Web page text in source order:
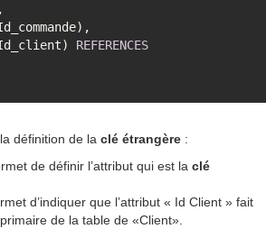
REFERENCES
définition de la clé étrangère :
de définir l’attribut qui est la clé
d’indiquer que l’attribut « Id Client » fait
de la table de «Client».